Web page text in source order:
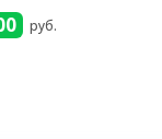
руб.